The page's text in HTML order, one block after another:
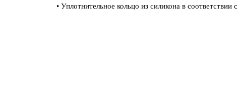
• Уплотнительное кольцо из силикона в